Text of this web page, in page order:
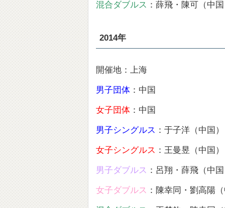
混合ダブルス ：薛飛・陳可（中国
2014年
開催地：上海
男子団体 ：中国
女子団体 ：中国
男子シングルス ：于子洋（中国）
女子シングルス ：王曼昱（中国）
男子ダブルス ：呂翔・薛飛（中国
女子ダブルス ：陳幸同・劉高陽（